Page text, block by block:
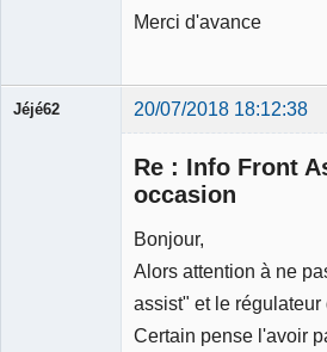
Merci d'avance
Jéjé62 20/07/2018 18:12:38
Re : Info Front
occasion
Bonjour,
Alors attention à ne
assist" et le régulateur
Certain pense l'avoir